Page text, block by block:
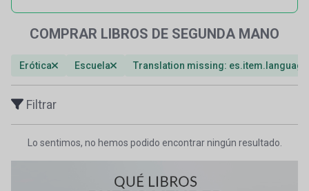
COMPRAR LIBROS DE SEGUNDA MANO
Erótica Escuela Translation missing:
Filtrar
Lo sentimos, no hemos podido encontrar ningún resultado.